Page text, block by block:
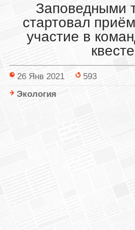
Заповедными
стартовал
участие в
квесте
26 Янв 2021
593
Экология